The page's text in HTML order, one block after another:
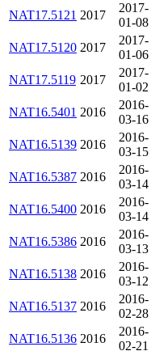
NAT17.5121 2017
2017-
01-08
NAT17.5120 2017
2017-
01-06
NAT17.5119 2017
2017-
01-02
NAT16.5401 2016
2016-
03-16
NAT16.5139 2016
2016-
03-15
NAT16.5387 2016
2016-
03-14
NAT16.5400 2016
2016-
03-14
NAT16.5386 2016
2016-
03-13
NAT16.5138 2016
2016-
03-12
NAT16.5137 2016
2016-
02-28
NAT16.5136 2016
2016-
02-21